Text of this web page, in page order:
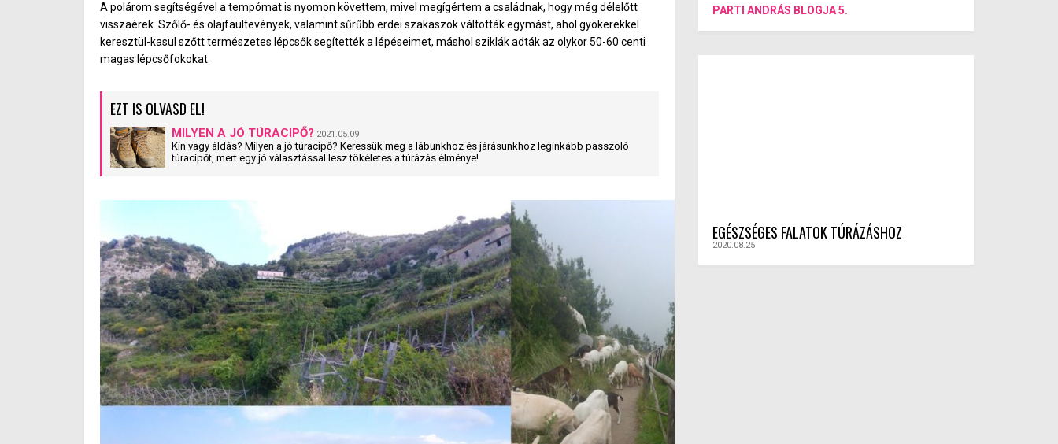
A polárom segítségével a tempómat is nyomon követtem, mivel megígértem a családnak, hogy még délelőtt
visszaérek. Szőlő- és olajfaültevények, valamint sűrűbb erdei szakaszok váltották egymást, ahol gyökerekkel
keresztül-kasul szőtt természetes lépcsők segítették a lépéseimet, máshol sziklák adták az olykor 50-60 centi
magas lépcsőfokokat.
EZT IS OLVASD EL!
MILYEN A JÓ TÚRACIPŐ? 2021.05.09
Kín vagy áldás? Milyen a jó túracipő? Keressük meg a lábunkhoz és járásunkhoz leginkább passzoló
túracipőt, mert egy jó választással lesz tökéletes a túrázás élménye!
PARTI ANDRÁS BLOGJA 5.
EGÉSZSÉGES FALATOK TÚRÁZÁSHOZ
2020.08.25